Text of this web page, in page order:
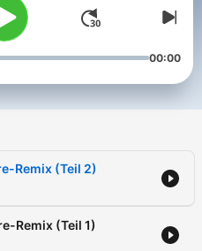
00:00
Remix (Teil 2)
Remix (Teil 1)